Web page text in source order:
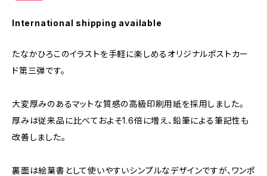
International shipping available
たなかひろこのイラストを手軽に楽しめるオリジナルポストカー
ド第三弾です。
大変厚みのあるマットな質感の高級印刷用紙を採用しました。
厚みは従来品に比べておよそ1.6倍に増え、鉛筆による筆記性も
改善しました。
裏面は絵葉書として使いやすいシンプルなデザインですが、ワンポ